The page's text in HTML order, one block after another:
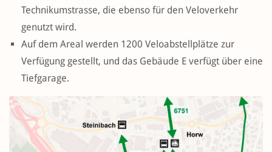
Technikumstrasse, die ebenso für den Veloverkehr
genutzt wird.
Auf dem Areal werden 1200 Veloabstellplätze zur
Verfügung gestellt, und das Gebäude E verfügt über eine
Tiefgarage.